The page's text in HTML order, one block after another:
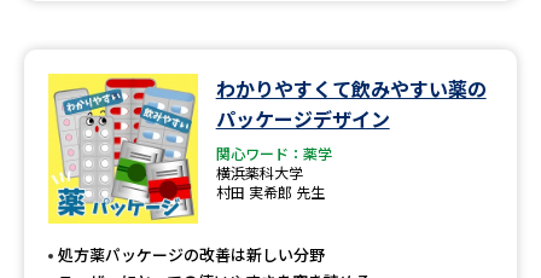
わかりやすくて飲みやすい薬の
パッケージデザイン
関心ワード：薬学
横浜薬科大学
村田 実希郎 先生
処方薬パッケージの改善は新しい分野